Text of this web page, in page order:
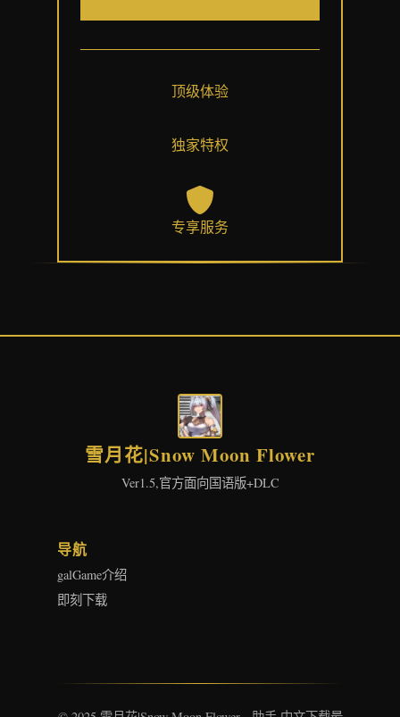
顶级体验
独家特权
专享服务
雪月花|Snow Moon Flower
Ver1.5,官方面向国语版+DLC
导航
galGame介绍
即刻下载